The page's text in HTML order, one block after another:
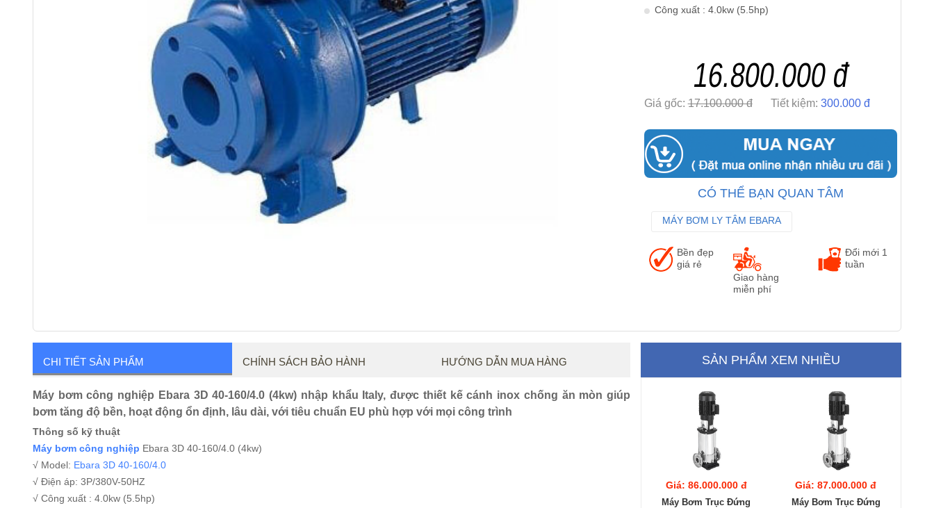
Công xuất : 4.0kw (5.5hp)
16.800.000 đ
Giá gốc:17.100.000 đ Tiết kiệm: 300.000 đ
CÓ THỂ BẠN QUAN TÂM
MÁY BƠM LY TÂM EBARA
MÁY BƠM TRỤC ĐỨNG EBARA
Bền đẹp
giá rẻ
Giao hàng
miễn phí
Đổi mới 1
tuần
CHI TIẾT SẢN PHẨM CHÍNH SÁCH BẢO HÀNH HƯỚNG DẪN MUA HÀNG
Máy bơm công nghiệp Ebara 3D 40-160/4.0 (4kw) nhập khẩu Italy, được thiết kế cánh inox chống ăn mòn giúp
bơm tăng độ bền, hoạt động ổn định, lâu dài, với tiêu chuẩn EU phù hợp với mọi công trình
Thông số kỹ thuật
Máy bơm công nghiệp Ebara 3D 40-160/4.0 (4kw)
√ Model: Ebara 3D 40-160/4.0
√ Điện áp: 3P/380V-50HZ
√ Công xuất : 4.0kw (5.5hp)
SẢN PHẨM XEM NHIỀU
Giá: 86.000.000 đ
Máy Bơm Trục Đứng
Giá: 87.000.000 đ
Máy Bơm Trục Đứng